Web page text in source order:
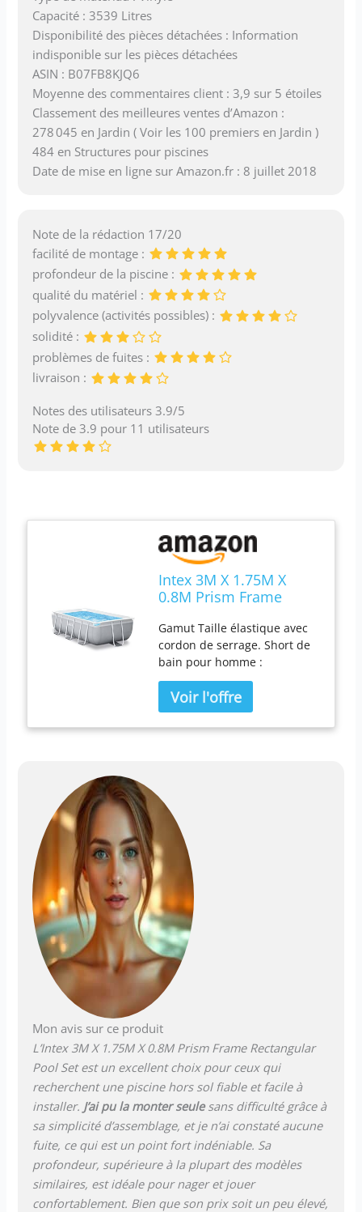
Capacité : 3539 Litres
Disponibilité des pièces détachées : Information
indisponible sur les pièces détachées
ASIN : B07FB8KJQ6
Moyenne des commentaires client : 3,9 sur 5 étoiles
Classement des meilleures ventes d’Amazon :
278 045 en Jardin ( Voir les 100 premiers en Jardin )
484 en Structures pour piscines
Date de mise en ligne sur Amazon.fr : 8 juillet 2018
Note de la rédaction 17/20
facilité de montage :
profondeur de la piscine :
qualité du matériel :
polyvalence (activités possibles) :
solidité :
problèmes de fuites :
livraison :
Notes des utilisateurs 3.9/5
Note de 3.9 pour 11 utilisateurs
Intex 3M X 1.75M X
0.8M Prism Frame
Gamut Taille élastique avec
cordon de serrage. Short de
bain pour homme :
Mon avis sur ce produit
L’Intex 3M X 1.75M X 0.8M Prism Frame Rectangular
Pool Set est un excellent choix pour ceux qui
recherchent une piscine hors sol fiable et facile à
installer. J’ai pu la monter seulesans difficulté grâce à
sa simplicité d’assemblage, et je n’ai constaté aucune
fuite, ce qui est un point fort indéniable. Sa
profondeur, supérieure à la plupart des modèles
similaires, est idéale pour nager et jouer
confortablement. Bien que son prix soit un peu élevé,